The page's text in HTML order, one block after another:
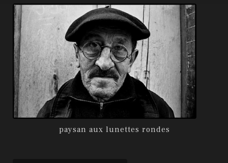
paysan aux lunettes rondes